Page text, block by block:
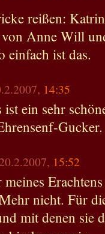
reißen:
Anne Will
einfach ist das.
14:35
ist ein sehr
Gucker.
15:52
meines
nicht. Für
mit denen sie